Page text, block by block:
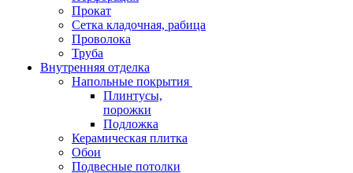
Прокат
Сетка кладочная, рабица
Проволока
Труба
Внутренняя отделка
Напольные покрытия
Плинтусы,
порожки
Подложка
Керамическая плитка
Обои
Подвесные потолки